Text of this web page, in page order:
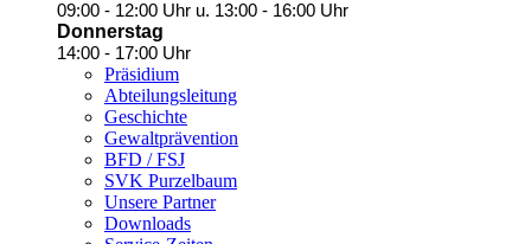
09:00 - 12:00 Uhr u. 13:00 - 16:00 Uhr
Donnerstag
14:00 - 17:00 Uhr
Präsidium
Abteilungsleitung
Geschichte
Gewaltprävention
BFD / FSJ
SVK Purzelbaum
Unsere Partner
Downloads